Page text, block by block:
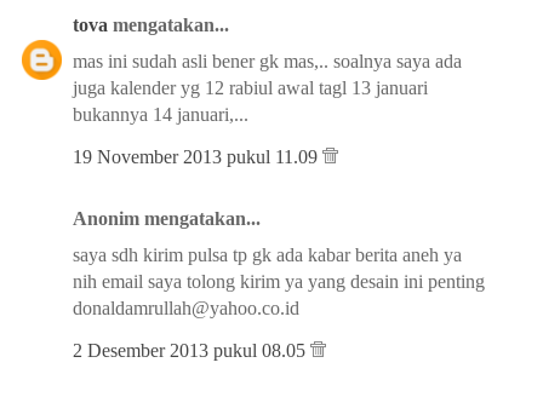
tova mengatakan...
mas ini sudah asli bener gk mas,.. soalnya saya ada
juga kalender yg 12 rabiul awal tagl 13 januari
bukannya 14 januari,...
19 November 2013 pukul 11.09
Anonim mengatakan...
saya sdh kirim pulsa tp gk ada kabar berita aneh ya
nih email saya tolong kirim ya yang desain ini penting
donaldamrullah@yahoo.co.id
2 Desember 2013 pukul 08.05